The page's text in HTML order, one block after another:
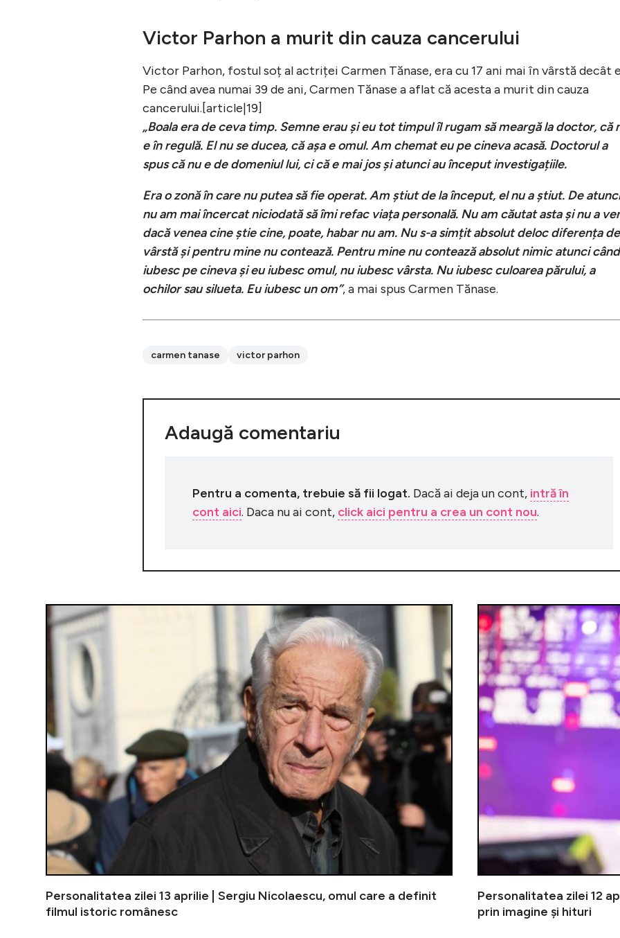
Victor Parhon a murit din cauza cancerului
Victor Parhon, fostul soț al actriței Carmen Tănase, era cu 17 ani mai în vârstă decât
Pe când avea numai 39 de ani, Carmen Tănase a aflat că acesta a murit din cauza
cancerului.[article|19]
„Boala era de ceva timp. Semne erau și eu tot timpul îl rugam să meargă la doctor, că
e în regulă. El nu se ducea, că așa e omul. Am chemat eu pe cineva acasă. Doctorul a
spus că nu e de domeniul lui, ci că e mai jos și atunci au început investigațiile.
Era o zonă în care nu putea să fie operat. Am știut de la început, el nu a știut. De
nu am mai încercat niciodată să îmi refac viața personală. Nu am căutat asta și nu a
dacă venea cine știe cine, poate, habar nu am. Nu s-a simțit absolut deloc diferența de
vârstă și pentru mine nu contează. Pentru mine nu contează absolut nimic atunci când
iubesc pe cineva și eu iubesc omul, nu iubesc vârsta. Nu iubesc culoarea părului, a
ochilor sau silueta. Eu iubesc un om”, a mai spus Carmen Tănase.
carmen tanase victor parhon
Adaugă comentariu
Pentru a comenta, trebuie să fii logat. Dacă ai deja un cont, intră în
cont aici. Daca nu ai cont, click aici pentru a crea un cont nou.
Personalitatea zilei 13 aprilie | Sergiu Nicolaescu, omul care a definit
filmul istoric românesc
Personalitatea zilei 12
prin imagine și hituri